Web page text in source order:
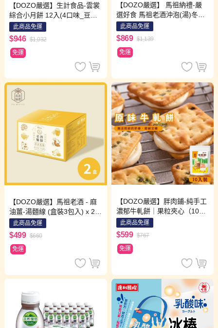
【DOZO嚴選】生計食品-雲裳
綜合小月餅 12入(4口味_豆
沙、棗泥、松子蓮蓉、蓮蓉蛋
黃，各3入)
此商品免運
$946 $1,032
免運
【DOZO嚴選】 馬祖納禮-嚴
選好食 馬祖老酒沖泡(湯)冬粉
12包 / 組 (口味: 香菇肉燥x3包
+麻油薑x3包+剝皮辣椒雞x3包
+瑞穗柚香3包)
此商品免運
$869 $1,139
免運
【DOZO嚴選】馬祖老酒 - 麻
油薑-湯麵線 (盒裝3包入) x 2盒
/ 組 (共6包入)
此商品免運
$499 $660
免運
【DOZO嚴選】胖肉鋪-純手工
濃郁牛軋餅｜果粒夾心（10入/
袋）x2袋組 （口味：原味牛奶
×1袋＋草莓×1袋）
此商品免運
$599 $767
免運